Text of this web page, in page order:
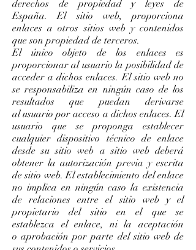
derechos de propiedad y leyes de
España. El sitio web, proporciona
enlaces a otros sitios web y contenidos
que son propiedad de terceros.
El único objeto de los enlaces es
proporcionar al usuario la posibilidad de
acceder a dichos enlaces. El sitio web no
se responsabiliza en ningún caso de los
resultados que puedan derivarse
al usuario por acceso a dichos enlaces. El
usuario que se proponga establecer
cualquier dispositivo técnico de enlace
desde su sitio web a sitio web deberá
obtener la autorización previa y escrita
de sitio web. El establecimiento del enlace
no implica en ningún caso la existencia
de relaciones entre el sitio web y el
propietario del sitio en el que se
establezca el enlace, ni la aceptación
o aprobación por parte del sitio web de